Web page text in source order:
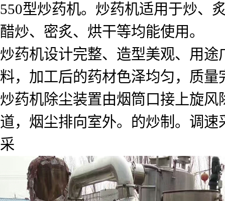
550型炒药机。炒药机适用于炒、
醋炒、密炙、烘干等均能使用。
炒药机设计完整、造型美观、用
料，加工后的药材色泽均匀，质量
炒药机除尘装置由烟筒口接上旋
道，烟尘排向室外。的炒制。调
采